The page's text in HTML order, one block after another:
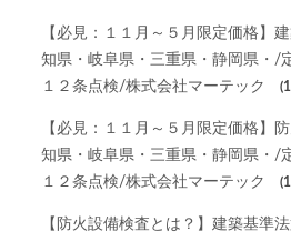
【必見：１１月～５月限定価格】
知県・岐阜県・三重県・静岡県・/
１２条点検/株式会社マーテック
【必見：１１月～５月限定価格】
知県・岐阜県・三重県・静岡県・/
１２条点検/株式会社マーテック
【防火設備検査とは？】建築基準